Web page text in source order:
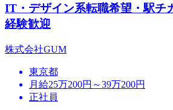
IT・デザイン系転職希望・駅チ
経験歓迎
株式会社GUM
東京都
月給25万200円～39万200円
正社員